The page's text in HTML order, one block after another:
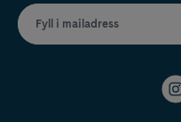
Fyll i mailadress